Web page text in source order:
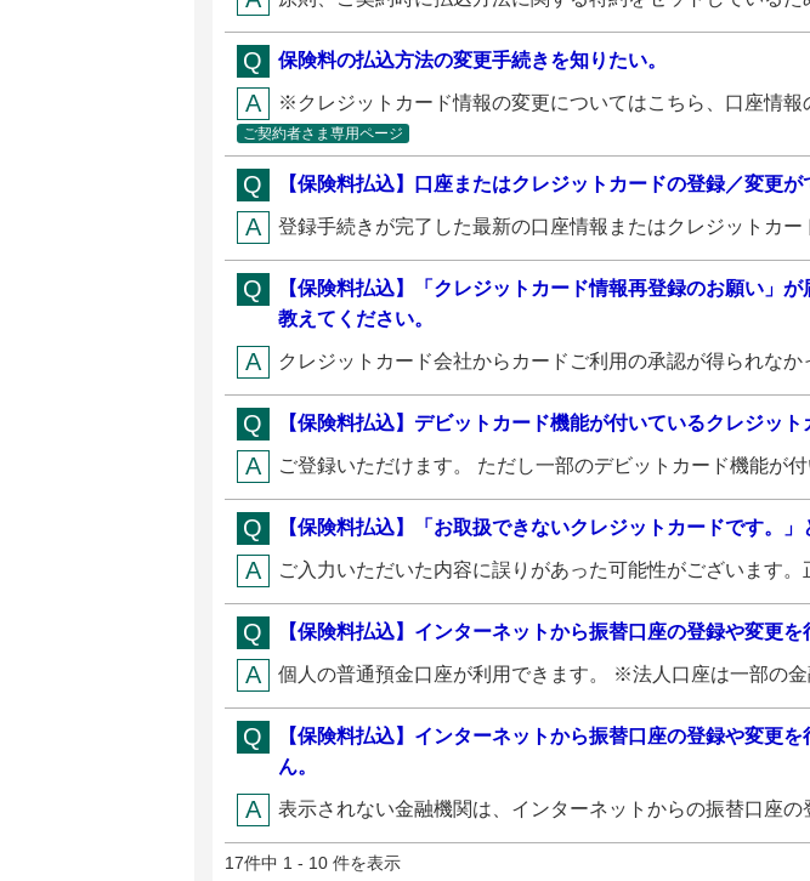
保険料の払込方法の変更手続きを知りたい。
※クレジットカード情報の変更についてはこちら、口座情報
ご契約者さま専用ページ
【保険料払込】口座またはクレジットカードの登録／変更
登録手続きが完了した最新の口座情報またはクレジットカ
【保険料払込】「クレジットカード情報再登録のお願い」
教えてください。
クレジットカード会社からカードご利用の承認が得られな
【保険料払込】デビットカード機能が付いているクレジッ
ご登録いただけます。 ただし一部のデビットカード機能が
【保険料払込】「お取扱できないクレジットカードです。
ご入力いただいた内容に誤りがあった可能性がございます
【保険料払込】インターネットから振替口座の登録や変更
個人の普通預金口座が利用できます。 ※法人口座は一部の
【保険料払込】インターネットから振替口座の登録や変更
ん。
表示されない金融機関は、インターネットからの振替口座
17件中 1 - 10 件を表示